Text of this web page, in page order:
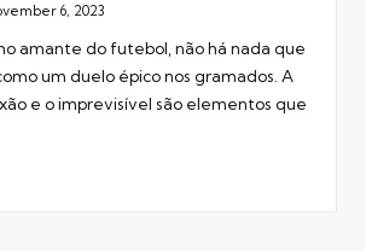
6, 2023
amante do futebol, não há nada que
um duelo épico nos gramados. A
e o imprevisível são elementos que